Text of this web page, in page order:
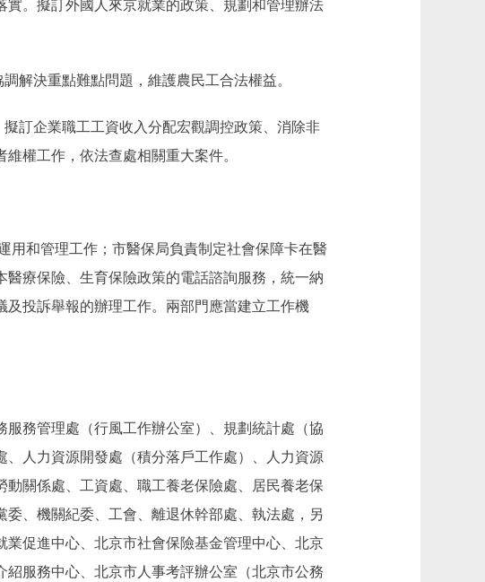
。擬訂外國人來京就業的政策、規劃和管理辦法
決重點難點問題，維護農民工合法權益。
訂企業職工工資收入分配宏觀調控政策、消除非
權工作，依法查處相關重大案件。
和管理工作；市醫保局負責制定社會保障卡在醫
療保險、生育保險政策的電話諮詢服務，統一納
投訴舉報的辦理工作。兩部門應當建立工作機
務管理處（行風工作辦公室）、規劃統計處（協
人力資源開發處（積分落戶工作處）、人力資源
關係處、工資處、職工養老保險處、居民養老保
、機關紀委、工會、離退休幹部處、執法處，另
促進中心、北京市社會保險基金管理中心、北京
服務中心、北京市人事考評辦公室（北京市公務